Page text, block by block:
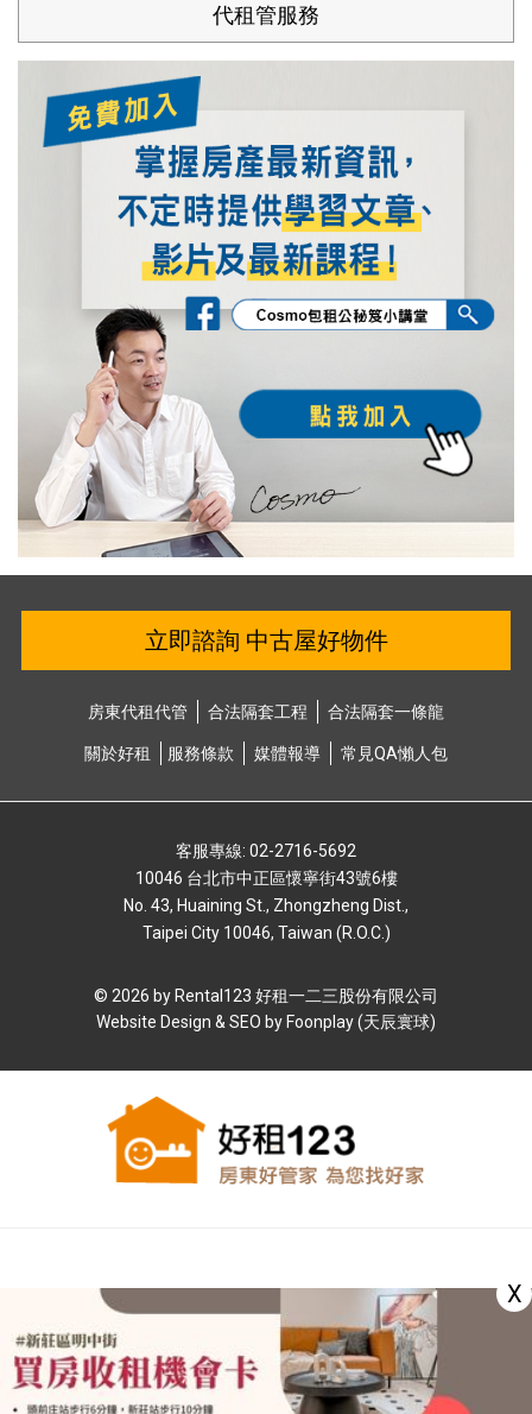
代租管服務
立即諮詢 中古屋好物件
房東代租代管 合法隔套⼯程 合法隔套⼀條龍
關於好租 服務條款 媒體報導 常⾒QA懶⼈包
客服專線: 02-2716-5692
10046 台北市中正區懷寧街43號6樓
No. 43, Huaining St., Zhongzheng Dist.,
Taipei City 10046, Taiwan (R.O.C.)
© 2026 by Rental123 好租⼀⼆三股份有限公司
Website Design & SEO by Foonplay (天辰寰球)
X